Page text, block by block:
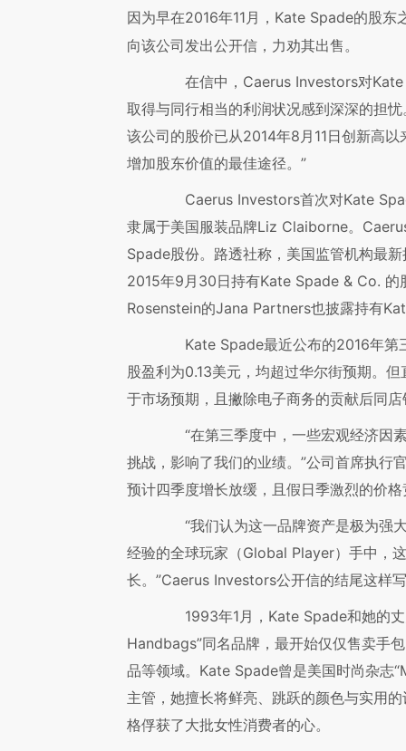
因为早在2016年11月，Kate Spade的股东
向该公司发出公开信，力劝其出售。
在信中，Caerus Investors对Kate
取得与同行相当的利润状况感到深深的担
该公司的股价已从2014年8月11日创新高
增加股东价值的最佳途径。”
Caerus Investors首次对Kate
隶属于美国服装品牌Liz Claiborne。
Spade股份。路透社称，美国监管机构最
2015年9月30日持有Kate Spade & Co.
Rosenstein的Jana Partners也披露持有
Kate Spade最近公布的2016年第
股盈利为0.13美元，均超过华尔街预期。
于市场预期，且撇除电子商务的贡献后同
“在第三季度中，一些宏观经济因
挑战，影响了我们的业绩。”公司首席执
预计四季度增长放缓，且假日季激烈的价
“我们认为这一品牌资产是极为强
经验的全球玩家（Global Player）手中，
长。”Caerus Investors公开信的结尾这样
1993年1月，Kate Spade和她的丈
Handbags”同名品牌，最开始仅仅售卖手
品等领域。Kate Spade曾是美国时尚杂志
主管，她擅长将鲜亮、跳跃的颜色与实用
格俘获了大批女性消费者的心。